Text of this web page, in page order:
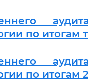
по итогам
по итогам